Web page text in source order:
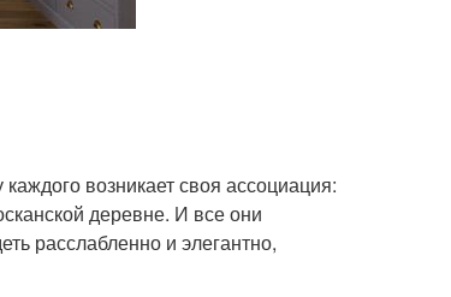
возникает своя ассоциация:
деревне. И все они
расслабленно и элегантно,